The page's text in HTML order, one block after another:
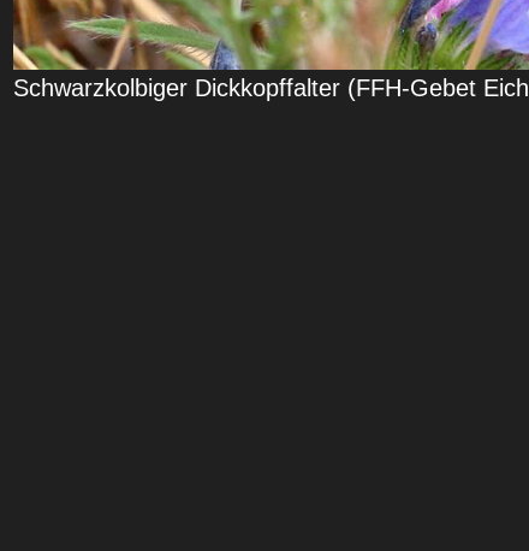
Schwarzkolbiger Dickkopffalter (FFH-Gebet